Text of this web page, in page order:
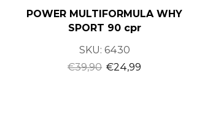
POWER MULTIFORMULA WHY
SPORT 90 cpr
SKU: 6430
€39,90 €24,99